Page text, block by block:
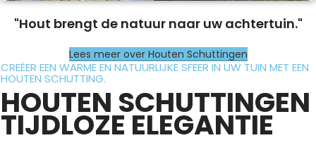
"Hout brengt de natuur naar uw achtertuin."
Lees meer over Houten Schuttingen
CREËER EEN WARME EN NATUURLIJKE SFEER IN UW TUIN MET EEN
HOUTEN SCHUTTING.
HOUTEN SCHUTTINGEN
TIJDLOZE ELEGANTIE